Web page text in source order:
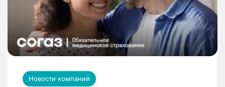
Новости компаний